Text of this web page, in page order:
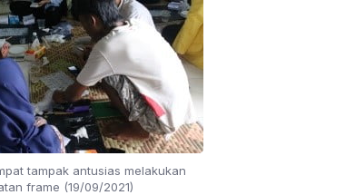
tampak antusias melakukan
frame (19/09/2021)